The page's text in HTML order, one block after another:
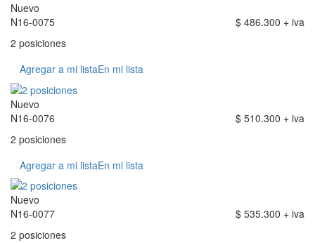
Nuevo
N16-0075
$ 486.300 + iva
2 posiciones
Agregar a mi listaEn mi lista
Nuevo
N16-0076
$ 510.300 + iva
2 posiciones
Agregar a mi listaEn mi lista
Nuevo
N16-0077
$ 535.300 + iva
2 posiciones